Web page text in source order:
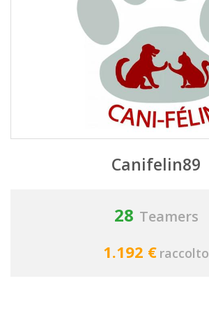
Canifelin89
28 Teamers
1.192 € raccolto